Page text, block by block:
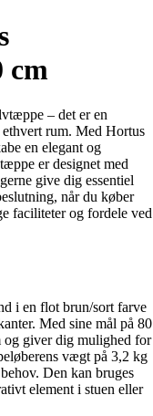
cm
– det er en
rum. Med Hortus
en elegant og
er designet med
give dig essentiel
når du køber
faciliteter og fordele ved
i en flot brun/sort farve
Med sine mål på 80
og giver dig mulighed for
vægt på 3,2 kg
Den kan bruges
element i stuen eller